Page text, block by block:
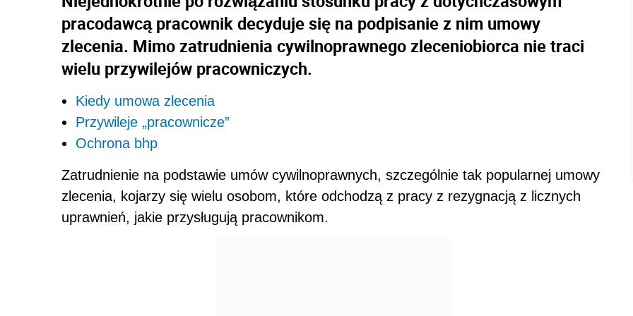
pracodawcą pracownik decyduje się na podpisanie z nim umowy
zlecenia. Mimo zatrudnienia cywilnoprawnego zleceniobiorca nie traci
wielu przywilejów pracowniczych.
Kiedy umowa zlecenia
Przywileje „pracownicze”
Ochrona bhp
Zatrudnienie na podstawie umów cywilnoprawnych, szczególnie tak popularnej umowy
zlecenia, kojarzy się wielu osobom, które odchodzą z pracy z rezygnacją z licznych
uprawnień, jakie przysługują pracownikom.